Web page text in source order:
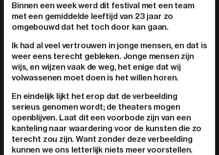
Binnen een week werd dit festival met een team
met een gemiddelde leeftijd van 23 jaar zo
omgebouwd dat het toch door kan gaan.
Ik had al veel vertrouwen in jonge mensen, en dat is
weer eens terecht gebleken. Jonge mensen zijn
wijs, en wijzen vaak de weg, het enige dat wij
volwassenen moet doen is het willen horen.
En eindelijk lijkt het erop dat de verbeelding
serieus genomen wordt; de theaters mogen
openblijven. Laat dit een voorbode zijn van een
kanteling naar waardering voor de kunsten die zo
terecht zou zijn. Want zonder deze verbeelding
kunnen we ons letterlijk niets meer voorstellen.